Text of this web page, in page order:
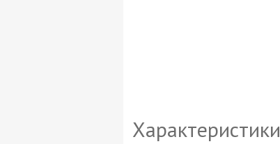
Характеристики